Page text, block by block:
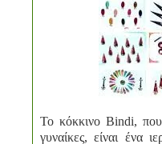
Το κόκκινο Bindi, που
γυναίκες, είναι ένα